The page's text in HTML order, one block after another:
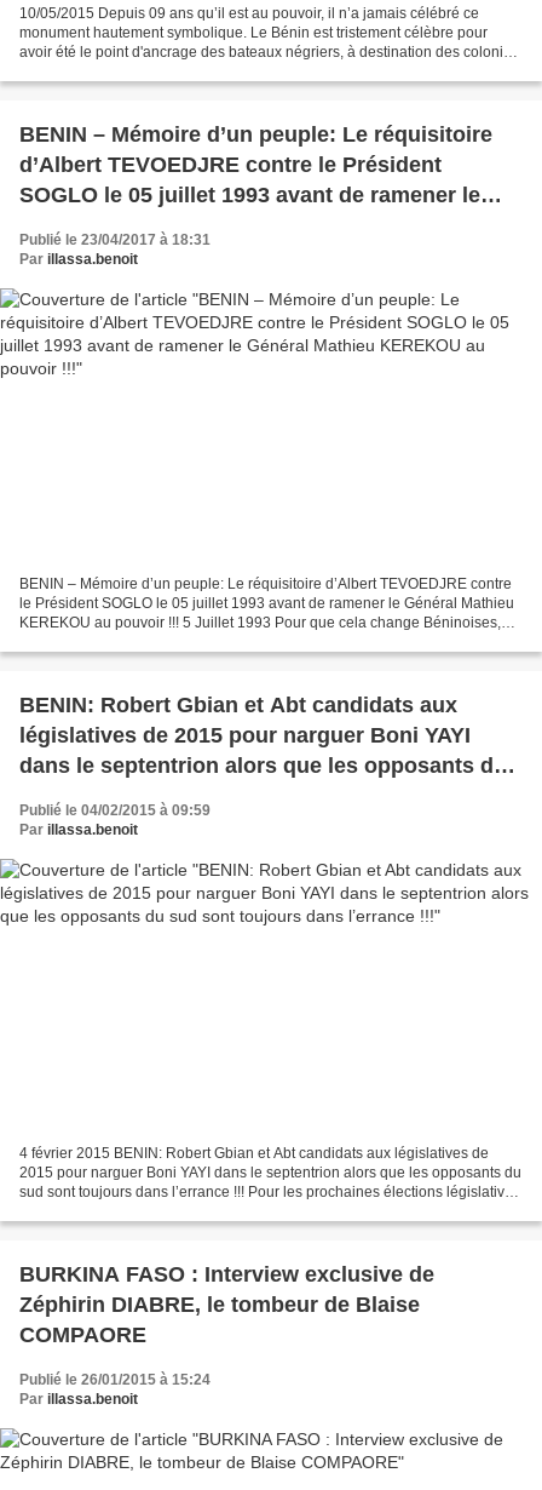
10/05/2015 Depuis 09 ans qu’il est au pouvoir, il n’a jamais célébré ce
monument hautement symbolique. Le Bénin est tristement célèbre pour
avoir été le point d'ancrage des bateaux négriers, à destination des colonies
BENIN – Mémoire d’un peuple: Le réquisitoire
d’Albert TEVOEDJRE contre le Président
SOGLO le 05 juillet 1993 avant de ramener le
Général Mathieu KEREKOU au pouvoir !!!
Publié le 23/04/2017 à 18:31
Par illassa.benoit
BENIN – Mémoire d’un peuple: Le réquisitoire d’Albert TEVOEDJRE contre
le Président SOGLO le 05 juillet 1993 avant de ramener le Général Mathieu
KEREKOU au pouvoir !!! 5 Juillet 1993 Pour que cela change Béninoises,
BENIN: Robert Gbian et Abt candidats aux
législatives de 2015 pour narguer Boni YAYI
dans le septentrion alors que les opposants du
Publié le 04/02/2015 à 09:59
Par illassa.benoit
4 février 2015 BENIN: Robert Gbian et Abt candidats aux législatives de
2015 pour narguer Boni YAYI dans le septentrion alors que les opposants du
sud sont toujours dans l’errance !!! Pour les prochaines élections législatives
BURKINA FASO : Interview exclusive de
Zéphirin DIABRE, le tombeur de Blaise
COMPAORE
Publié le 26/01/2015 à 15:24
Par illassa.benoit